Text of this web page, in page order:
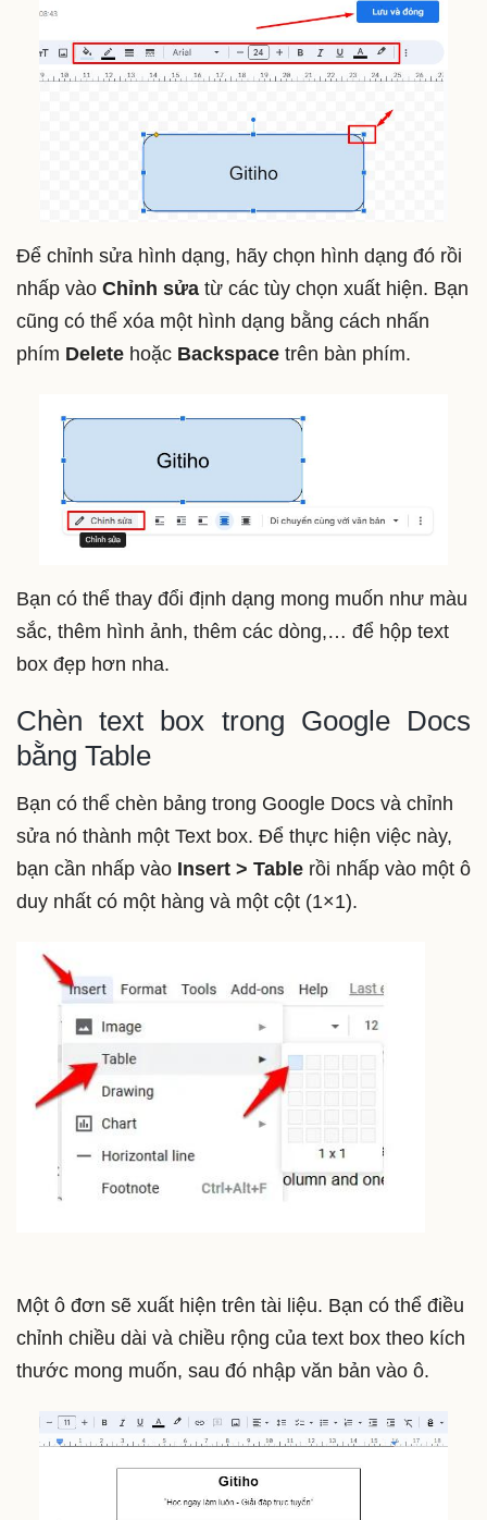
Để chỉnh sửa hình dạng, hãy chọn hình dạng đó rồi
nhấp vào Chỉnh sửa từ các tùy chọn xuất hiện. Bạn
cũng có thể xóa một hình dạng bằng cách nhấn
phím Delete hoặc Backspace trên bàn phím.
Bạn có thể thay đổi định dạng mong muốn như màu
sắc, thêm hình ảnh, thêm các dòng,… để hộp text
box đẹp hơn nha.
Chèn text box trong Google Docs
bằng Table
Bạn có thể chèn bảng trong Google Docs và chỉnh
sửa nó thành một Text box. Để thực hiện việc này,
bạn cần nhấp vào Insert > Table rồi nhấp vào một ô
duy nhất có một hàng và một cột (1×1).
Một ô đơn sẽ xuất hiện trên tài liệu. Bạn có thể điều
chỉnh chiều dài và chiều rộng của text box theo kích
thước mong muốn, sau đó nhập văn bản vào ô.